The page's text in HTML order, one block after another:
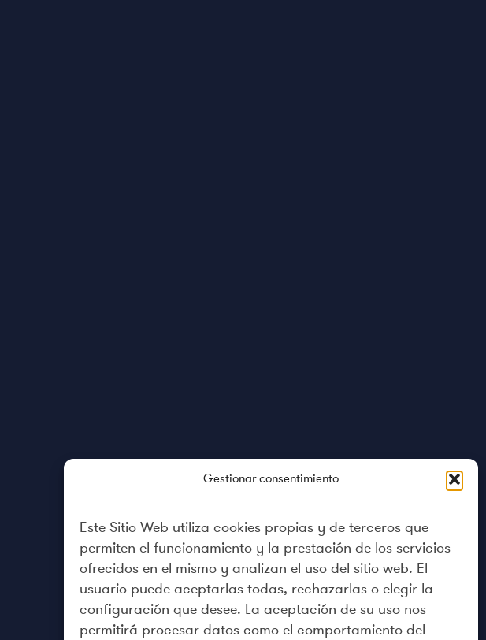
Gestionar consentimiento
Este Sitio Web utiliza cookies propias y de terceros que
permiten el funcionamiento y la prestación de los servicios
ofrecidos en el mismo y analizan el uso del sitio web. El
usuario puede aceptarlas todas, rechazarlas o elegir la
configuración que desee. La aceptación de su uso nos
permitirá procesar datos como el comportamiento del